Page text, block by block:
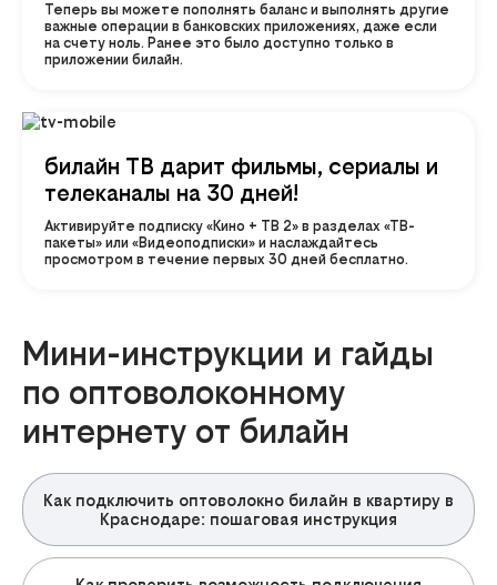
Теперь вы можете пополнять баланс и выполнять другие
важные операции в банковских приложениях, даже если
на счету ноль. Ранее это было доступно только в
приложении билайн.
билайн ТВ дарит фильмы, сериалы и
телеканалы на 30 дней!
Активируйте подписку «Кино + ТВ 2» в разделах «ТВ-
пакеты» или «Видеоподписки» и наслаждайтесь
просмотром в течение первых 30 дней бесплатно.
Мини-инструкции и гайды
по оптоволоконному
интернету от билайн
Как подключить оптоволокно билайн в квартиру в
Краснодаре: пошаговая инструкция